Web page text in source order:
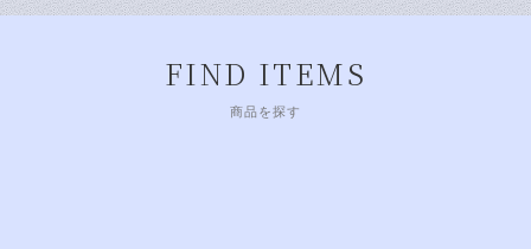
FIND ITEMS
商品を探す